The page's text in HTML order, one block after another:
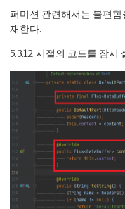
퍼미션 관련해서는 불편
재한다.
5.3.12 시절의 코드를 잠시